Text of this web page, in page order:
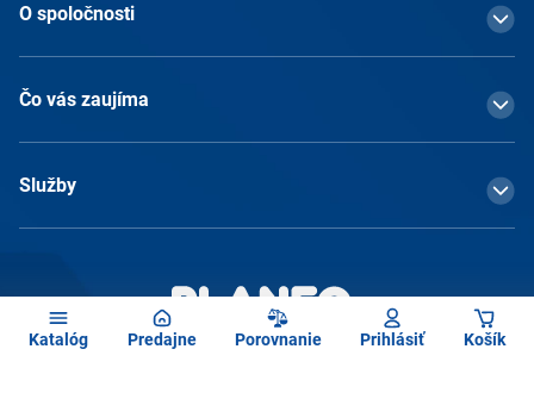
Katalóg Predajne Porovnanie Prihlásiť Košík
O spoločnosti
Čo vás zaujíma
Služby